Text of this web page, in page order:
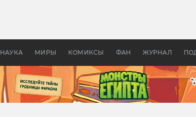
НАУКА МИРЫ КОМИКСЫ ФАН ЖУРНАЛ
«Властелина колец»
Древней